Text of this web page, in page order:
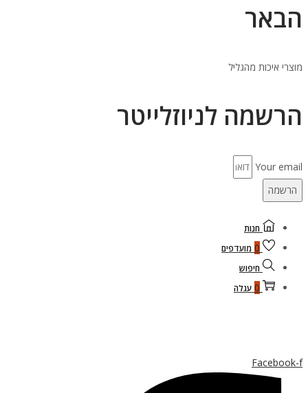
הבאר
מוצרי איכות מהגליל
הרשמה לניוזלייטר
Your email
הרשמה
חנות
0 מועדפים
חיפוש
0 עגלה
Facebook-f